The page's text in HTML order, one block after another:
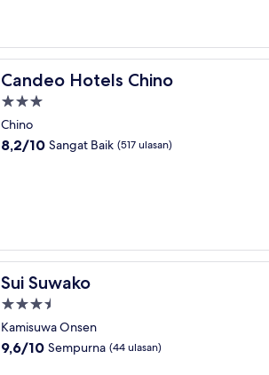
Candeo Hotels Chino
Candeo Hotels Chino
Properti
bintang
3.0
Chino
8.2
8,2/10 Sangat Baik (517 ulasan)
Sui Suwako
Sui Suwako
Properti
bintang
3.5
Kamisuwa Onsen
9.6
9,6/10 Sempurna (44 ulasan)